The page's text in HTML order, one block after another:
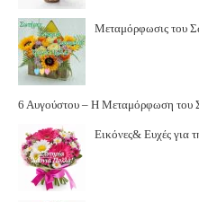
Μεταμόρφωσις του
6 Αυγούστου – Η Μεταμόρφωση του
Εικόνες& Ευχές για